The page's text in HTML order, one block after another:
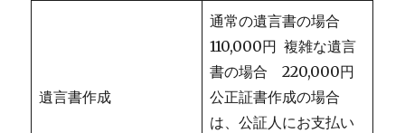
遺言書作成
通常の遺言書の場合
110,000円 複雑な遺言
書の場合 220,000円
公正証書作成の場合
は、公証人にお支払い